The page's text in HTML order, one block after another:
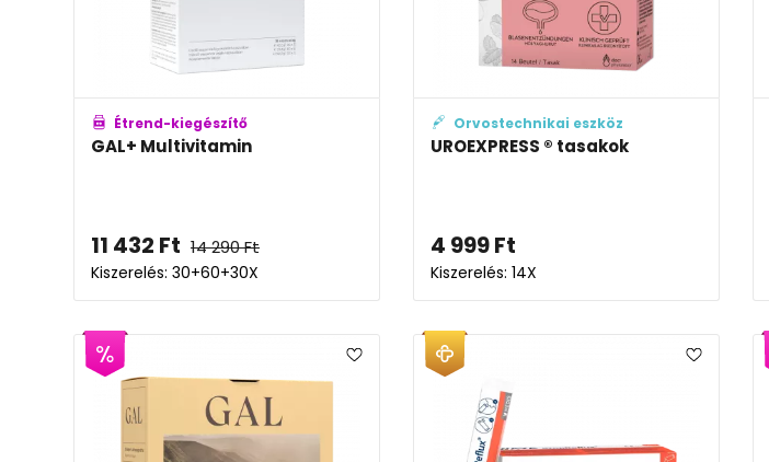
Étrend-kiegészítő
GAL+ Multivitamin
11 432 Ft 14 290Ft
Kiszerelés: 30+60+30X
Orvostechnikai eszköz
UROEXPRESS ® tasakok
4 999Ft
Kiszerelés: 14X